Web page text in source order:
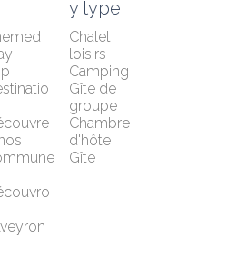
y type
Chalet
loisirs
Camping
Gîte de
groupe
Chambre
d'hôte
Gîte